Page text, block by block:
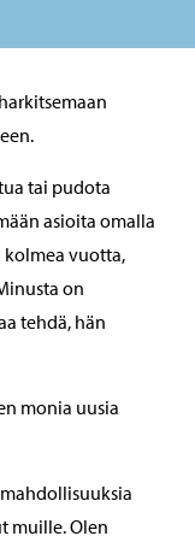
tai pudota
asioita omalla
vuotta,
on
tehdä, hän
monia uusia
muille. Olen